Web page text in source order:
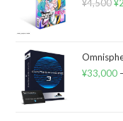
¥4,500 ¥
¥33,000